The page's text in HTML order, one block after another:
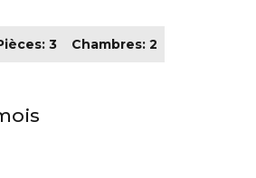
Parking libre dans la résidence.
compris dans les
3 Chambres: 2